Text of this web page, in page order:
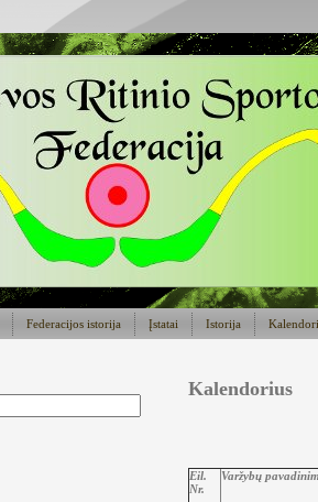
Federacijos istorija Įstatai Istorija
Kalendorius
Eil.
Nr.
Varžybų